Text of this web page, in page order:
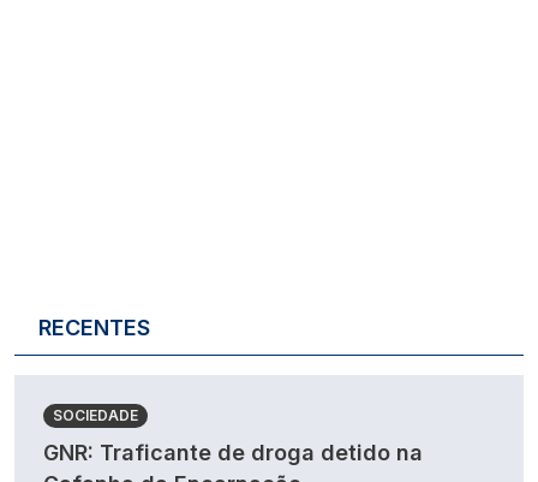
RECENTES
SOCIEDADE
GNR: Traficante de droga detido na